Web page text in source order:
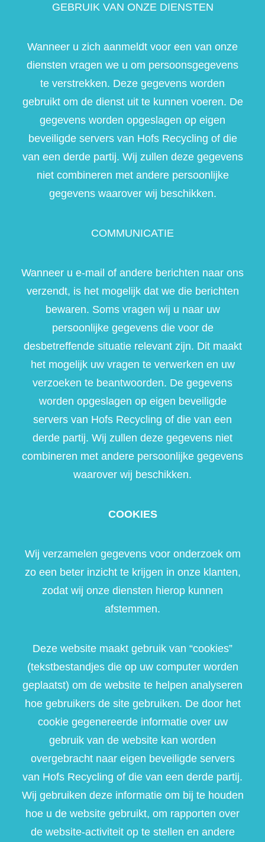
GEBRUIK VAN ONZE DIENSTEN
Wanneer u zich aanmeldt voor een van onze
diensten vragen we u om persoonsgegevens
te verstrekken. Deze gegevens worden
gebruikt om de dienst uit te kunnen voeren. De
gegevens worden opgeslagen op eigen
beveiligde servers van Hofs Recycling of die
van een derde partij. Wij zullen deze gegevens
niet combineren met andere persoonlijke
gegevens waarover wij beschikken.
COMMUNICATIE
Wanneer u e-mail of andere berichten naar ons
verzendt, is het mogelijk dat we die berichten
bewaren. Soms vragen wij u naar uw
persoonlijke gegevens die voor de
desbetreffende situatie relevant zijn. Dit maakt
het mogelijk uw vragen te verwerken en uw
verzoeken te beantwoorden. De gegevens
worden opgeslagen op eigen beveiligde
servers van Hofs Recycling of die van een
derde partij. Wij zullen deze gegevens niet
combineren met andere persoonlijke gegevens
waarover wij beschikken.
COOKIES
Wij verzamelen gegevens voor onderzoek om
zo een beter inzicht te krijgen in onze klanten,
zodat wij onze diensten hierop kunnen
afstemmen.
Deze website maakt gebruik van “cookies”
(tekstbestandjes die op uw computer worden
geplaatst) om de website te helpen analyseren
hoe gebruikers de site gebruiken. De door het
cookie gegenereerde informatie over uw
gebruik van de website kan worden
overgebracht naar eigen beveiligde servers
van Hofs Recycling of die van een derde partij.
Wij gebruiken deze informatie om bij te houden
hoe u de website gebruikt, om rapporten over
de website-activiteit op te stellen en andere